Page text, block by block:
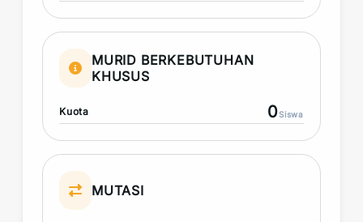
MURID BERKEBUTUHAN
KHUSUS
Kuota 0Siswa
MUTASI